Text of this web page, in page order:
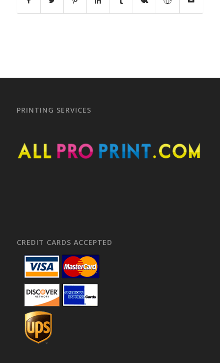
PRINTING SERVICES
CREDIT CARDS ACCEPTED